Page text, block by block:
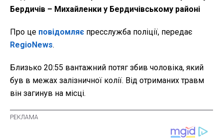
Бердичів – Михайленки у Бердичівському районі
Про це повідомляє пресслужба поліції, передає
RegioNews.
Близько 20:55 вантажний потяг збив чоловіка, який
був в межах залізничної колії. Від отриманих травм
він загинув на місці.